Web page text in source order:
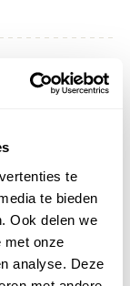
te
te bieden
Ook delen we
met onze
analyse. Deze
een beschermd
is het een